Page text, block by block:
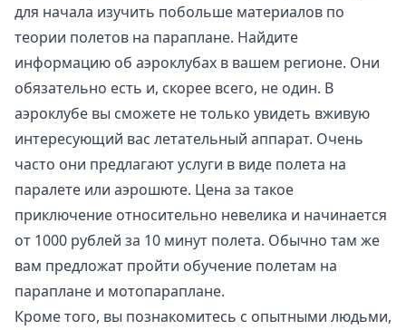
для начала изучить побольше материалов по
теории полетов на параплане. Найдите
информацию об аэроклубах в вашем регионе. Они
обязательно есть и, скорее всего, не один. В
аэроклубе вы сможете не только увидеть вживую
интересующий вас летательный аппарат. Очень
часто они предлагают услуги в виде полета на
паралете или аэрошюте. Цена за такое
приключение относительно невелика и начинается
от 1000 рублей за 10 минут полета. Обычно там же
вам предложат пройти обучение полетам на
параплане и мотопараплане.
Кроме того, вы познакомитесь с опытными людьми,